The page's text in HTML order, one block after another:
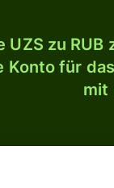
UZS zu
Konto für
mit